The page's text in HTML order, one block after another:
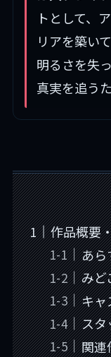
トとして、
リアを築い
明るさを失
真実を追う
作品概要
あら
みど
キャ
スタ
関連